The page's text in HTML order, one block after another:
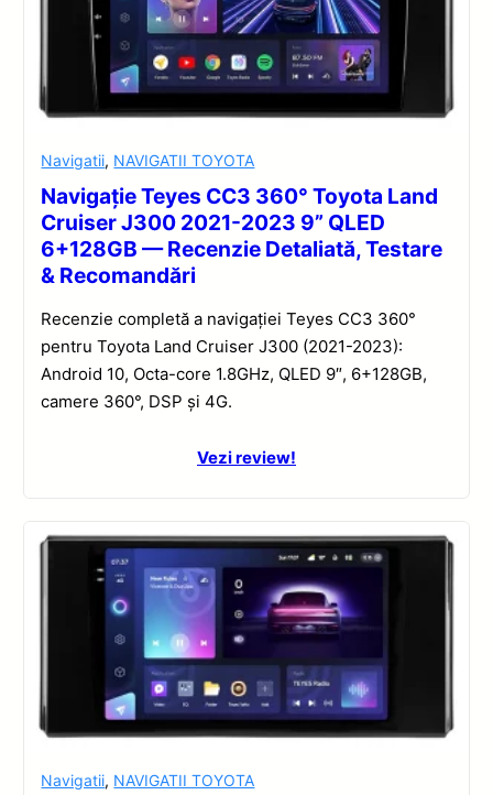
Navigatii, NAVIGATII TOYOTA
Navigație Teyes CC3 360° Toyota Land
Cruiser J300 2021-2023 9” QLED
6+128GB — Recenzie Detaliată, Testare
& Recomandări
Recenzie completă a navigației Teyes CC3 360°
pentru Toyota Land Cruiser J300 (2021-2023):
Android 10, Octa-core 1.8GHz, QLED 9″, 6+128GB,
camere 360°, DSP și 4G.
Vezi review!
Navigatii, NAVIGATII TOYOTA